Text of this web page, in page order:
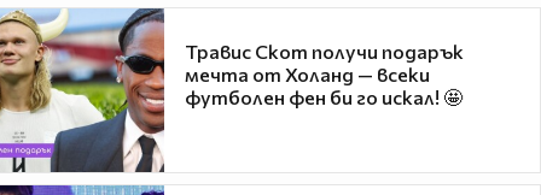
Травис Скот получи подарък
мечта от Холанд — всеки
футболен фен би го искал! 🤩